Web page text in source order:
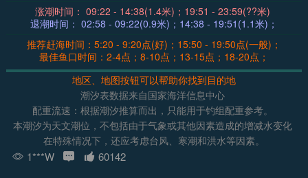
涨潮时间： 09:22 - 14:38(1.4米)；19:51 - 23:59(??米)
退潮时间： 02:58 - 09:22(0.9米)；14:38 - 19:51(1.1米)；
推荐赶海时间：5:20 - 9:20点(好)；15:50 - 19:50点(一般)；
最佳鱼口时间：2-4点；8-10点；13-15点；18-20点；
地区、地图按钮可以帮助你找到目的地
潮汐表数据来自国家海洋信息中心
配重流速：根据潮汐推算而出，只能用于钓组配重参考。
本潮汐为天文潮位，不包括由于气象或其他因素造成的增减水变化
在特殊情况下，还应考虑台风、寒潮和洪水等因素。
1***W 60142